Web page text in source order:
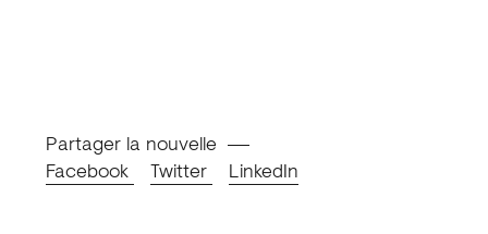
Partager la nouvelle
Facebook
Twitter LinkedIn